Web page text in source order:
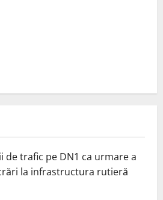
de trafic pe DN1 ca urmare a
la infrastructura rutieră